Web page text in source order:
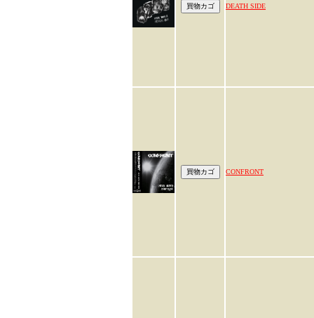
DEATH SIDE
CONFRONT